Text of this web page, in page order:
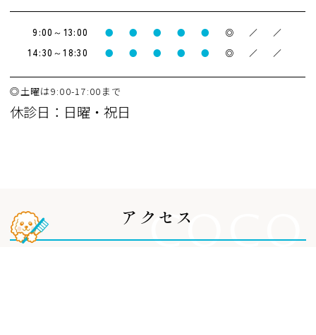
9:00～13:00 ● ● ● ● ● ◎ ／ ／
14:30～18:30 ● ● ● ● ● ◎ ／ ／
◎土曜は9:00-17:00まで
休診日：日曜・祝日
アクセス
COCO